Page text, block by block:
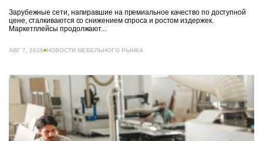
Зарубежные сети, напиравшие на премиальное качество по доступной
цене, сталкиваются со снижением спроса и ростом издержек.
Маркетплейсы продолжают...
АВГ 7, 2026 НОВОСТИ МЕБЕЛЬНОГО РЫНКА